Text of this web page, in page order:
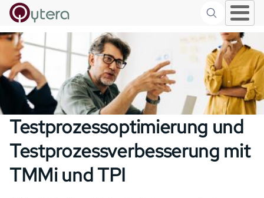
Skip to main content Suche
Testprozessoptimierung und
Testprozessverbesserung mit
TMMi und TPI